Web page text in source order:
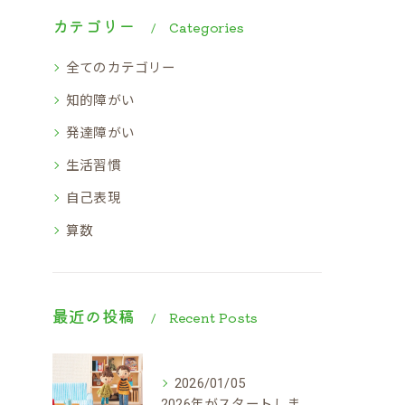
カテゴリー Categories
全てのカテゴリー
知的障がい
発達障がい
生活習慣
自己表現
算数
最近の投稿 Recent Posts
2026/01/05